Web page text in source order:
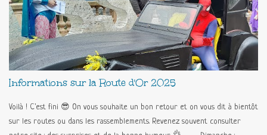
Informations sur la Route d'Or 2025
Voilà ! C'est fini 😎 On vous souhaite un bon retour et on vous dit à bientôt
sur les routes ou dans les rassemblements. Revenez souvent consulter